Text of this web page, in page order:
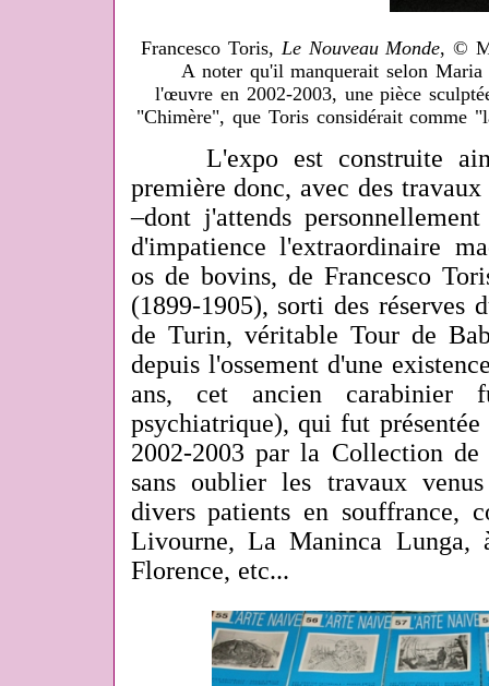
Francesco Toris, Le Nouveau Monde, ©
A noter qu'il manquerait selon
l'œuvre en 2002-2003, une pièce
"Chimère", que Toris considérait comme
L'expo est construite
première donc, avec des
–dont j'attends
d'impatience l'extraordinaire
os de bovins, de Francesco
(1899-1905), sorti des réserves
de Turin, véritable Tour de
depuis l'ossement d'une
ans, cet ancien carabinier
psychiatrique), qui fut
2002-2003 par la Collection
sans oublier les travaux
divers patients en souffrance,
Livourne, La Maninca Lunga,
Florence, etc...